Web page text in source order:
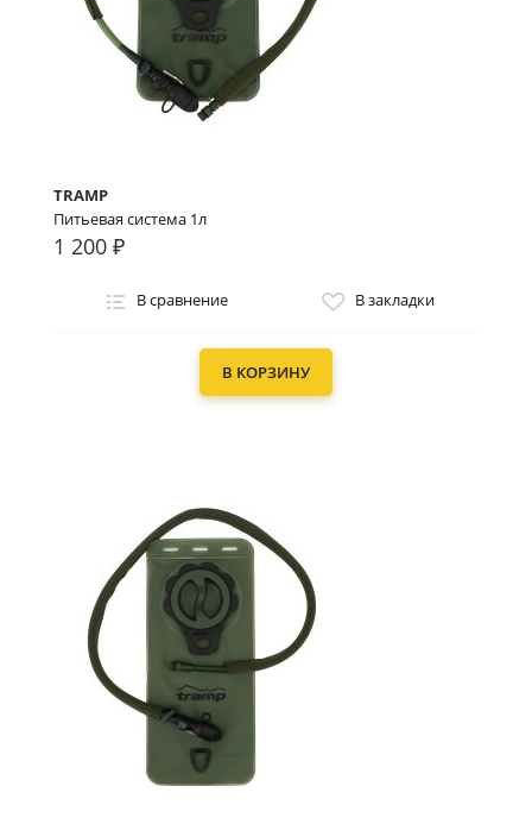
TRAMP
Питьевая система 1л
1 200 ₽
В сравнение В закладки
В КОРЗИНУ